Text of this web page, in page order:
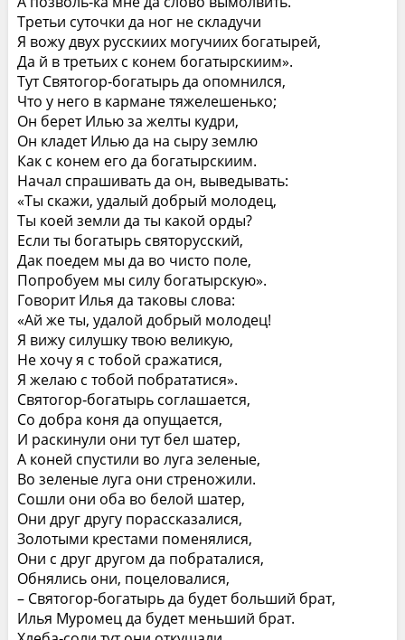
Третьи суточки да ног не складучи
Я вожу двух русскиих могучиих богатырей,
Да й в третьих с конем богатырскиим».
Тут Святогор‑богатырь да опомнился,
Что у него в кармане тяжелешенько;
Он берет Илью за желты кудри,
Он кладет Илью да на сыру землю
Как с конем его да богатырскиим.
Начал спрашивать да он, выведывать:
«Ты скажи, удалый добрый молодец,
Ты коей земли да ты какой орды?
Если ты богатырь святорусский,
Дак поедем мы да во чисто поле,
Попробуем мы силу богатырскую».
Говорит Илья да таковы слова:
«Ай же ты, удалой добрый молодец!
Я вижу силушку твою великую,
Не хочу я с тобой сражатися,
Я желаю с тобой побрататися».
Святогор‑богатырь соглашается,
Со добра коня да опущается,
И раскинули они тут бел шатер,
А коней спустили во луга зеленые,
Во зеленые луга они стреножили.
Сошли они оба во белой шатер,
Они друг другу порассказалися,
Золотыми крестами поменялися,
Они с друг другом да побраталися,
Обнялись они, поцеловалися,
– Святогор‑богатырь да будет больший брат,
Илья Муромец да будет меньший брат.